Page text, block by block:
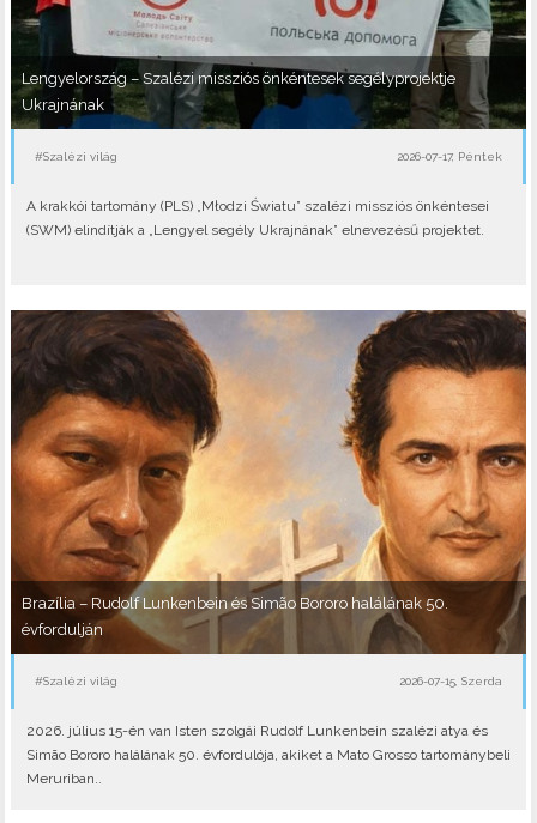
Lengyelország – Szalézi missziós önkéntesek segélyprojektje
Ukrajnának
#Szalézi világ 2026-07-17, Péntek
A krakkói tartomány (PLS) „Młodzi Światu” szalézi missziós önkéntesei
(SWM) elindítják a „Lengyel segély Ukrajnának” elnevezésű projektet.
Brazília – Rudolf Lunkenbein és Simão Bororo halálának 50.
évfordulján
#Szalézi világ 2026-07-15, Szerda
2026. július 15-én van Isten szolgái Rudolf Lunkenbein szalézi atya és
Simão Bororo halálának 50. évfordulója, akiket a Mato Grosso tartománybeli
Meruriban..